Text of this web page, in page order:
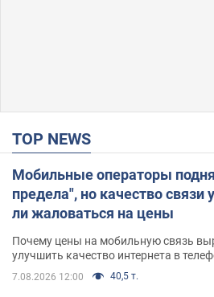
TOP NEWS
Мобильные операторы
предела", но качество связи
ли жаловаться на цены
Почему цены на мобильную связь
улучшить качество интернета в
7.08.2026 12:00 40,5 т.